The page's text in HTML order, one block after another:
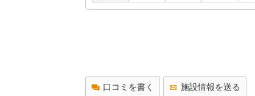
口コミを書く 施設情報を送る